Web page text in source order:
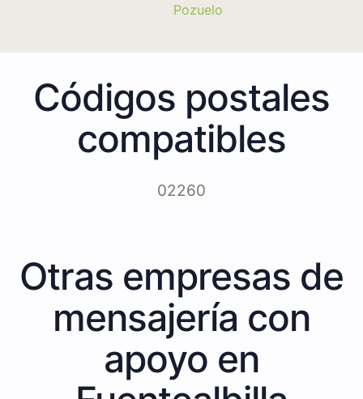
Pozuelo
Códigos postales
compatibles
02260
Otras empresas de
mensajería con
apoyo en